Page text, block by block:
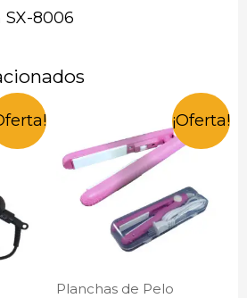
SX-8006
¡Oferta!
Planchas de Pelo